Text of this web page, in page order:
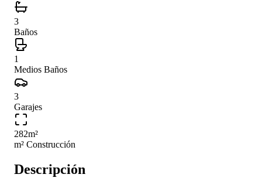
3
Baños
1
Medios Baños
3
Garajes
282m²
m² Construcción
Descripción